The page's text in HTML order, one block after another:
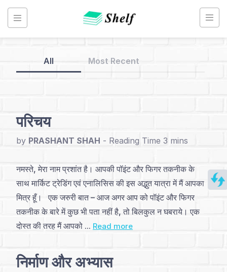
Skip
content
Point
Figure
Chart
-
Hindi
परिचय
All Most Recent
परिचय
by PRASHANT SHAH -
नमस्ते, मेरा नाम प्रशांत है। आपकी पॉइंट और फिगर तकनीक के
साथ मार्किट ट्रेडिंग एवं एनालिसिस की इस अद्भुत यात्रा में मैं आपका
मित्र हूँ। एक जरुरी बात – आज अगर आप को पॉइंट और फिगर
तकनीक के बारे में कुछ भी पता नहीं है, तो बिलकुल न घबराये। एक
दोस्त की तरह मैं आपको ... Read more
निर्माण और अभ्यास